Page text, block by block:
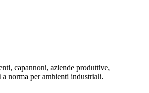
capannoni, aziende produttive,
a norma per ambienti industriali.